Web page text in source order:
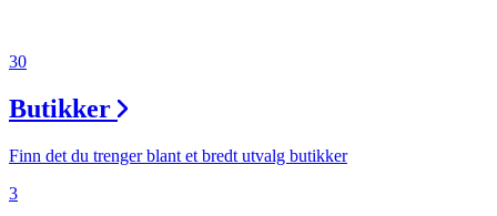
30
Butikker
Finn det du trenger blant et bredt utvalg butikker
3